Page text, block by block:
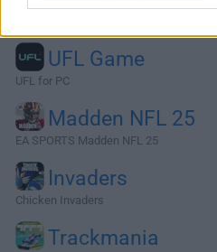
Alternativas y Software Similar
UFL Game
UFL for PC
Madden NFL 25
EA SPORTS Madden NFL 25
Invaders
Chicken Invaders
Trackmania